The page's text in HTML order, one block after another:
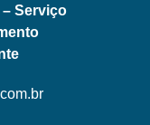
Serviço